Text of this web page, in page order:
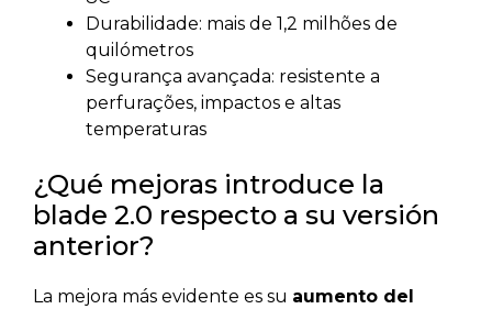
Durabilidade: mais de 1,2 milhões de
quilómetros
Segurança avançada: resistente a
perfurações, impactos e altas
temperaturas
¿Qué mejoras introduce la
blade 2.0 respecto a su versión
anterior?
La mejora más evidente es su aumento del